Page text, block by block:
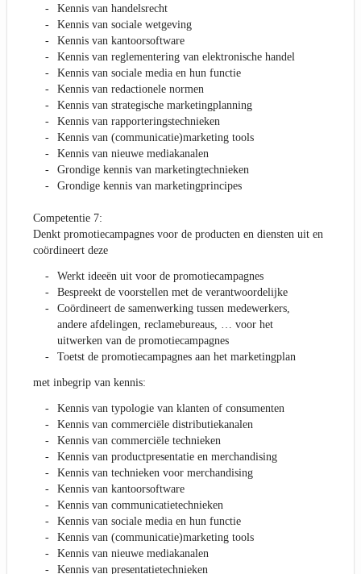
Kennis van handelsrecht
Kennis van sociale wetgeving
Kennis van kantoorsoftware
Kennis van reglementering van elektronische handel
Kennis van sociale media en hun functie
Kennis van redactionele normen
Kennis van strategische marketingplanning
Kennis van rapporteringstechnieken
Kennis van (communicatie)marketing tools
Kennis van nieuwe mediakanalen
Grondige kennis van marketingtechnieken
Grondige kennis van marketingprincipes
Competentie 7:
Denkt promotiecampagnes voor de producten en diensten uit en
coördineert deze
Werkt ideeën uit voor de promotiecampagnes
Bespreekt de voorstellen met de verantwoordelijke
Coördineert de samenwerking tussen medewerkers,
andere afdelingen, reclamebureaus, … voor het
uitwerken van de promotiecampagnes
Toetst de promotiecampagnes aan het marketingplan
met inbegrip van kennis:
Kennis van typologie van klanten of consumenten
Kennis van commerciële distributiekanalen
Kennis van commerciële technieken
Kennis van productpresentatie en merchandising
Kennis van technieken voor merchandising
Kennis van kantoorsoftware
Kennis van communicatietechnieken
Kennis van sociale media en hun functie
Kennis van (communicatie)marketing tools
Kennis van nieuwe mediakanalen
Kennis van presentatietechnieken